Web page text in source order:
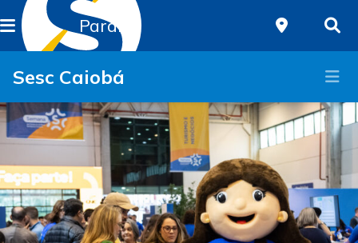
Paraná
Sesc Caiobá